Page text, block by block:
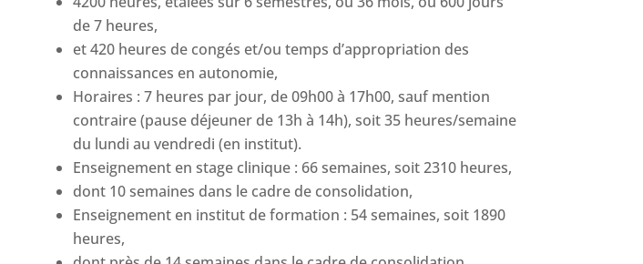
de 7 heures,
et 420 heures de congés et/ou temps d’appropriation des
connaissances en autonomie,
Horaires : 7 heures par jour, de 09h00 à 17h00, sauf mention
contraire (pause déjeuner de 13h à 14h), soit 35 heures/semaine
du lundi au vendredi (en institut).
Enseignement en stage clinique : 66 semaines, soit 2310 heures,
dont 10 semaines dans le cadre de consolidation,
Enseignement en institut de formation : 54 semaines, soit 1890
heures,